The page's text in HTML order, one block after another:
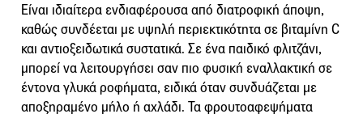
Είναι ιδιαίτερα ενδιαφέρουσα από διατροφική άποψη,
καθώς συνδέεται με υψηλή περιεκτικότητα σε βιταμίνη C
και αντιοξειδωτικά συστατικά. Σε ένα παιδικό φλιτζάνι,
μπορεί να λειτουργήσει σαν πιο φυσική εναλλακτική σε
έντονα γλυκά ροφήματα, ειδικά όταν συνδυάζεται με
αποξηραμένο μήλο ή αχλάδι. Τα φρουτοαφεψήματα